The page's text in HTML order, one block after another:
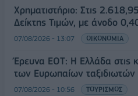
Χρηματιστήριο: Στις
Δείκτης Τιμών, με άνοδο
07/08/2026 - 13:07 ΟΙΚΟΝΟΜΙΑ
Έρευνα ΕΟΤ: Η Ελλάδα στις
των Ευρωπαίων ταξιδιωτών
07/08/2026 - 10:56 ΤΟΥΡΙΣΜΟΣ